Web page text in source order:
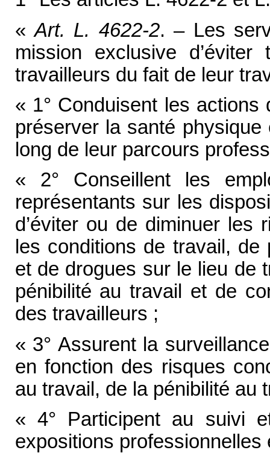
«Art. L. 4622-2. – Les
mission exclusive
travailleurs du fait de leur
« 1° Conduisent les
préserver la santé
long de leur parcours
« 2° Conseillent les
représentants sur les
d’éviter ou de diminuer les
les conditions de travail, de
et de drogues sur le lieu de
pénibilité au travail et de
des travailleurs ;
« 3° Assurent la
en fonction des risques
au travail, de la pénibilité au
« 4° Participent au suivi
expositions